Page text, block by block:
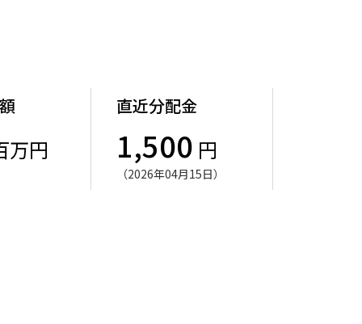
万円
直近分配金
1,500 円
（2026年04月15日）